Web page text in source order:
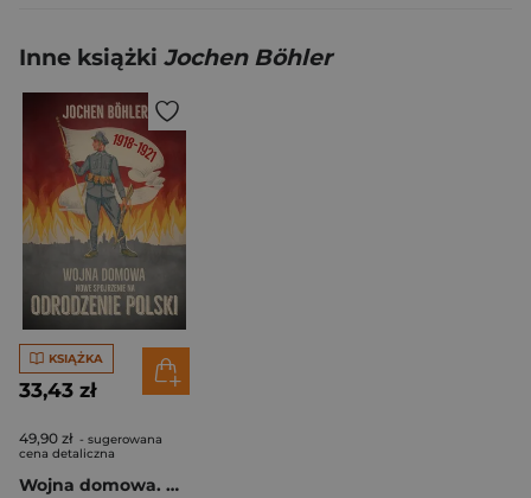
Inne książki Jochen Böhler
KSIĄŻKA
33,43 zł
49,90 zł - sugerowana
cena detaliczna
Wojna domowa. Nowe spojrzenie na odrodzenie Polski